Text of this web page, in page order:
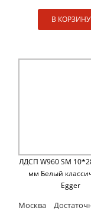
В КОРЗИНУ
ЛДСП W960 SM
мм Белый
Egger
Москва